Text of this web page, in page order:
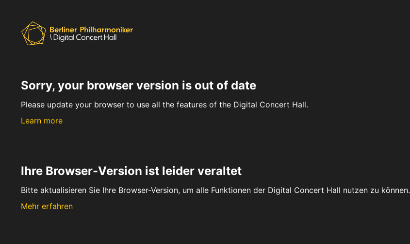
Sorry, your browser version is out of date
Please update your browser to use all the features of the Digital Concert Hall.
Learn more
Ihre Browser-Version ist leider veraltet
Bitte aktualisieren Sie Ihre Browser-Version, um alle Funktionen der Digital Concert Hall nutzen zu können.
Mehr erfahren